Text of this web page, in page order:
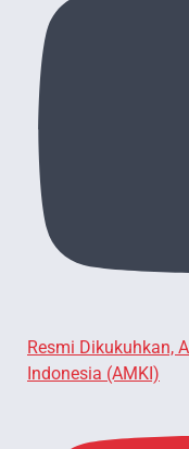
Resmi Dikukuhkan,
Indonesia (AMKI)